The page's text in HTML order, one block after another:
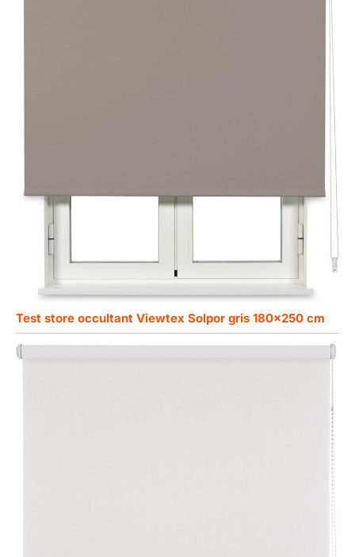
Test store occultant Viewtex Solpor gris 180×250 cm